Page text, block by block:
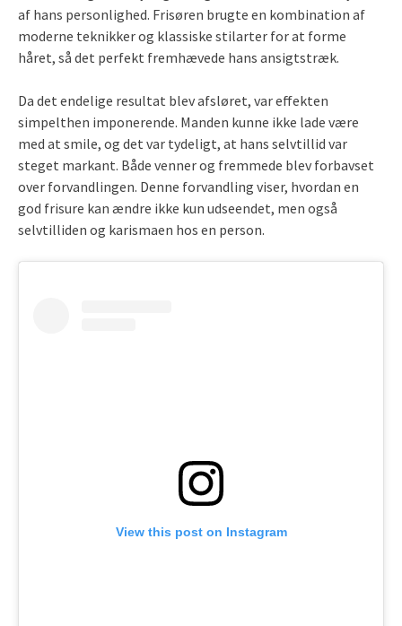
af hans personlighed. Frisøren brugte en kombination af
moderne teknikker og klassiske stilarter for at forme
håret, så det perfekt fremhævede hans ansigtstræk.
Da det endelige resultat blev afsløret, var effekten
simpelthen imponerende. Manden kunne ikke lade være
med at smile, og det var tydeligt, at hans selvtillid var
steget markant. Både venner og fremmede blev forbavset
over forvandlingen. Denne forvandling viser, hvordan en
god frisure kan ændre ikke kun udseendet, men også
selvtilliden og karismaen hos en person.
View this post on Instagram